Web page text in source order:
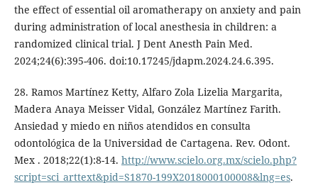
the effect of essential oil aromatherapy on anxiety and pain
during administration of local anesthesia in children: a
randomized clinical trial. J Dent Anesth Pain Med.
2024;24(6):395-406. doi:10.17245/jdapm.2024.24.6.395.
28. Ramos Martínez Ketty, Alfaro Zola Lizelia Margarita,
Madera Anaya Meisser Vidal, González Martínez Farith.
Ansiedad y miedo en niños atendidos en consulta
odontológica de la Universidad de Cartagena. Rev. Odont.
Mex . 2018;22(1):8-14. http://www.scielo.org.mx/scielo.php?
script=sci_arttext&pid=S1870-199X2018000100008&lng=es.